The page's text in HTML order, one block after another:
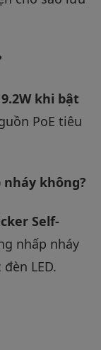
9.2W khi bật
PoE tiêu
nháy không?
Self-
nhấp nháy
LED.